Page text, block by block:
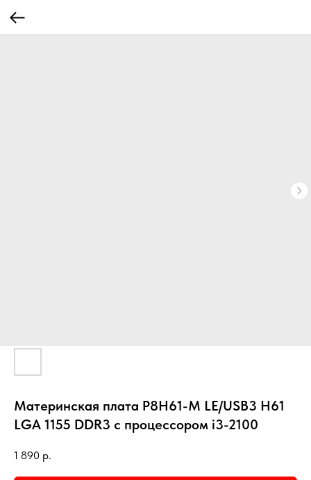
Материнская плата P8H61-M LE/USB3 H61
LGA 1155 DDR3 с процессором i3-2100
1 890 р.